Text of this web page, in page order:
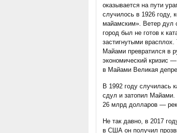
оказывается на пути
случилось в 1926 году,
майамским». Ветер дул
город был не готов к
застигнутыми
Майами превратился в
экономический кризис
в Майами Великая
В 1992 году случилась
сдул и затопил Майами.
26 млрд долларов —
Не так давно, в 2017
в США он получил